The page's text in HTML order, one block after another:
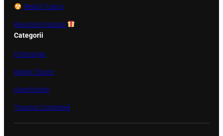
Relații Toxice
Resurse Gratuite
Categorii
Psihologie
Relații Toxice
Asertivitate
Trauma Complexă